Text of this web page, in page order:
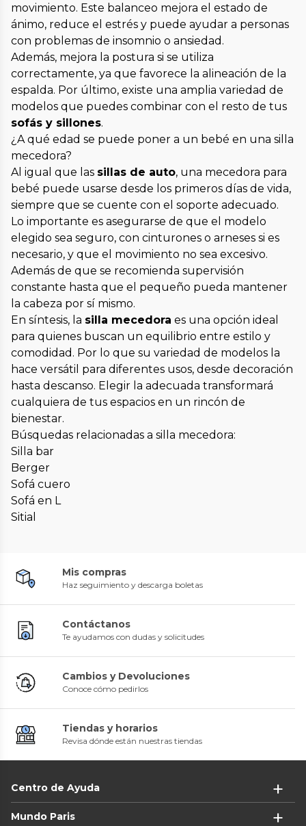
movimiento. Este balanceo mejora el estado de
ánimo, reduce el estrés y puede ayudar a personas
con problemas de insomnio o ansiedad.
Además, mejora la postura si se utiliza
correctamente, ya que favorece la alineación de la
espalda. Por último, existe una amplia variedad de
modelos que puedes combinar con el resto de tus
sofás y sillones.
¿A qué edad se puede poner a un bebé en una silla
mecedora?
Al igual que las sillas de auto, una mecedora para
bebé puede usarse desde los primeros días de vida,
siempre que se cuente con el soporte adecuado.
Lo importante es asegurarse de que el modelo
elegido sea seguro, con cinturones o arneses si es
necesario, y que el movimiento no sea excesivo.
Además de que se recomienda supervisión
constante hasta que el pequeño pueda mantener
la cabeza por sí mismo.
En síntesis, la silla mecedora es una opción ideal
para quienes buscan un equilibrio entre estilo y
comodidad. Por lo que su variedad de modelos la
hace versátil para diferentes usos, desde decoración
hasta descanso. Elegir la adecuada transformará
cualquiera de tus espacios en un rincón de
bienestar.
Búsquedas relacionadas a silla mecedora:
Silla bar
Berger
Sofá cuero
Sofá en L
Sitial
Mis compras
Haz seguimiento y descarga boletas
Contáctanos
Te ayudamos con dudas y solicitudes
Cambios y Devoluciones
Conoce cómo pedirlos
Tiendas y horarios
Revisa dónde están nuestras tiendas
Centro de Ayuda
Mundo Paris